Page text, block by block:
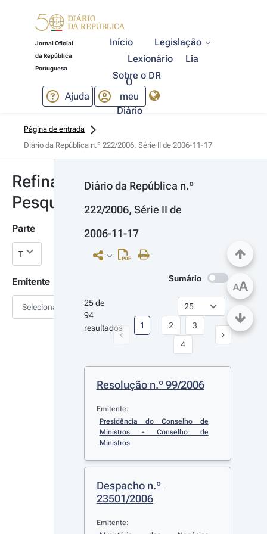
Jornal Oficial
da República
Portuguesa
Início
Legislação
Lexionário
Lia
Sobre o DR
Ajuda
O
meu
Diário
Página de entrada
Diário da República n.º 222/2006, Série II de 2006-11-17
Refinar
Pesquisa
Parte
Emitente
Selecionar
Diário da República n.º
222/2006, Série II de
2006-11-17
Sumário
25 de
94
resultados
1 2
3
4
Resolução n.º 99/2006
Emitente:
Presidência do Conselho de
Ministros - Conselho de
Ministros
Despacho n.º
23501/2006
Emitente:
AA